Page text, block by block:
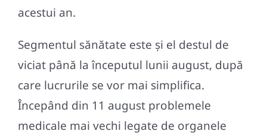
acestui an.
Segmentul sănătate este și el destul de
viciat până la începutul lunii august, după
care lucrurile se vor mai simplifica.
Începând din 11 august problemele
medicale mai vechi legate de organele